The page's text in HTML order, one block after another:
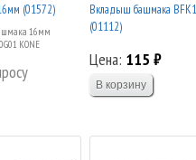
(01572)
16мм
KONE
Вкладыш башмака
(01112)
Цена: 115 ₽